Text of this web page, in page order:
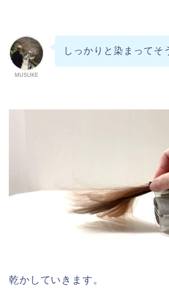
MUSUKE
しっかりと染まってそ
乾かしていきます。